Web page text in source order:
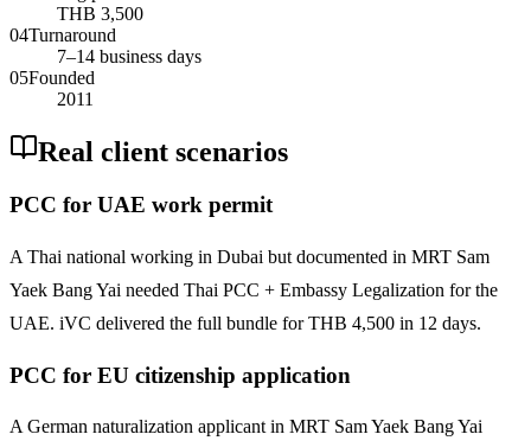
THB 3,500
04Turnaround
7–14 business days
05Founded
2011
Real client scenarios
PCC for UAE work permit
A Thai national working in Dubai but documented in MRT Sam
Yaek Bang Yai needed Thai PCC + Embassy Legalization for the
UAE. iVC delivered the full bundle for THB 4,500 in 12 days.
PCC for EU citizenship application
A German naturalization applicant in MRT Sam Yaek Bang Yai